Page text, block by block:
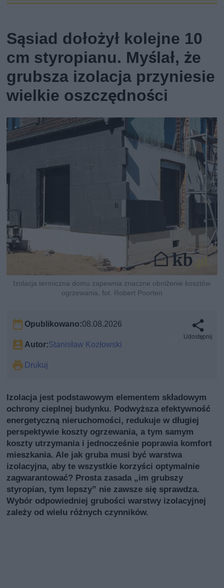
Sąsiad dołożył kolejne 10
cm styropianu. Myślał, że
grubsza izolacja przyniesie
wielkie oszczędności
Izolacja termiczna domu zapewnia znaczne obniżenie kosztów
ogrzewania, fot. Robert Poorten
Opublikowano:08.08.2026
Autor:Stanisław Kozłowski
Drukuj
Udostępnij
Izolacja jest podstawowym elementem składowym
ochrony cieplnej budynku. Podwyższa efektywność
energetyczną nieruchomości, redukuje w długiej
perspektywie koszty ogrzewania, a tym samym
koszty utrzymania i jednocześnie poprawia komfort
mieszkania. Ale jak gruba musi być warstwa
izolacyjna, aby te wszystkie korzyści optymalnie
zagwarantować? Prosta zasada „im grubszy
styropian, tym lepszy” nie zawsze się sprawdza.
Wybór odpowiedniej grubości warstwy izolacyjnej
zależy od wielu różnych czynników.